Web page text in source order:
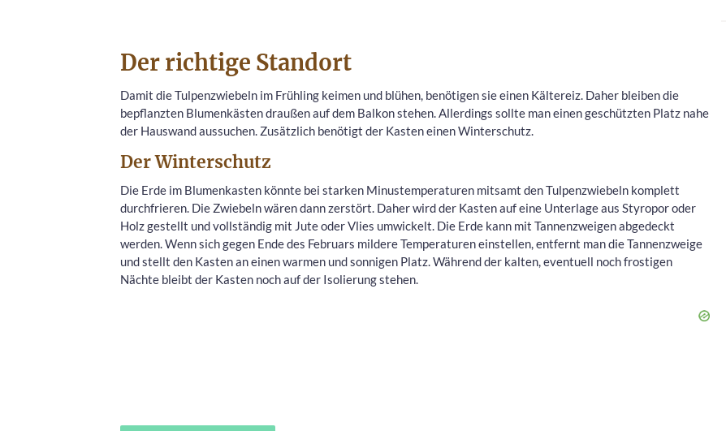
Der richtige Standort
Damit die Tulpenzwiebeln im Frühling keimen und blühen, benötigen sie einen Kältereiz. Daher bleiben die
bepflanzten Blumenkästen draußen auf dem Balkon stehen. Allerdings sollte man einen geschützten Platz nahe
der Hauswand aussuchen. Zusätzlich benötigt der Kasten einen Winterschutz.
Der Winterschutz
Die Erde im Blumenkasten könnte bei starken Minustemperaturen mitsamt den Tulpenzwiebeln komplett
durchfrieren. Die Zwiebeln wären dann zerstört. Daher wird der Kasten auf eine Unterlage aus Styropor oder
Holz gestellt und vollständig mit Jute oder Vlies umwickelt. Die Erde kann mit Tannenzweigen abgedeckt
werden. Wenn sich gegen Ende des Februars mildere Temperaturen einstellen, entfernt man die Tannenzweige
und stellt den Kasten an einen warmen und sonnigen Platz. Während der kalten, eventuell noch frostigen
Nächte bleibt der Kasten noch auf der Isolierung stehen.